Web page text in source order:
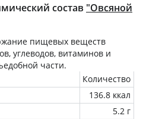
состав "Овсяной
пищевых веществ
углеводов, витаминов и
части.
Количество
136.8 ккал
5.2 г